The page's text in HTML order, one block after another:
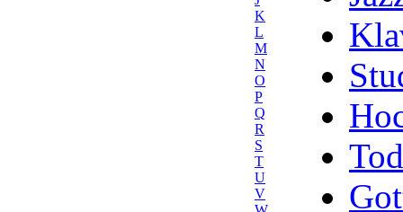
K
L
M
N
O
P
Q
R
S
T
U
V